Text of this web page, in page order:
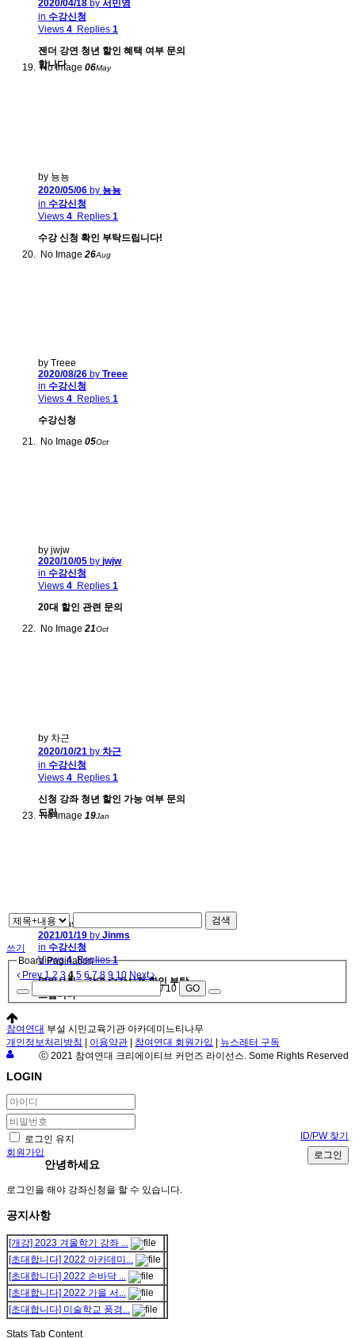
2020/04/18 by 서민영
in 수강신청
Views 4 Replies 1
젠더 강연 청년 할인 혜택 여부 문의
합니다
No Image 06May
by 뇽뇽
2020/05/06 by 뇽뇽
in 수강신청
Views 4 Replies 1
수강 신청 확인 부탁드립니다!
No Image 26Aug
by Treee
2020/08/26 by Treee
in 수강신청
Views 4 Replies 1
수강신청
No Image 05Oct
by jwjw
2020/10/05 by jwjw
in 수강신청
Views 4 Replies 1
20대 할인 관련 문의
No Image 21Oct
by 차근
2020/10/21 by 차근
in 수강신청
Views 4 Replies 1
신청 강좌 청년 할인 가능 여부 문의
드림
No Image 19Jan
by Jinms
2021/01/19 by Jinms
in 수강신청
Views4 Replies1
열린사회 ~ 강연 수강신청 확인 부탁
드립니다
검색
쓰기
Board Pagination
Prev 1 2 3 4 5 6 7 8 9 10 Next
/ 10
GO
참여연대 부설 시민교육기관 아카데미느티나무
개인정보처리방침
이용약관 참여연대 회원가입
뉴스레터 구독
ⓒ 2021 참여연대 크리에이티브 커먼즈 라이선스. Some Rights Reserved
LOGIN
로그인 유지
ID/PW 찾기
회원가입
로그인
안녕하세요
로그인을 해야 강좌신청을 할 수 있습니다.
공지사항
[개강] 2023 겨울학기 강좌 ...
[초대합니다] 2022 아카데미...
[초대합니다] 2022 손바닥 ...
[초대합니다] 2022 가을 서...
[초대합니다] 미술학교 풍경...
Stats Tab Content